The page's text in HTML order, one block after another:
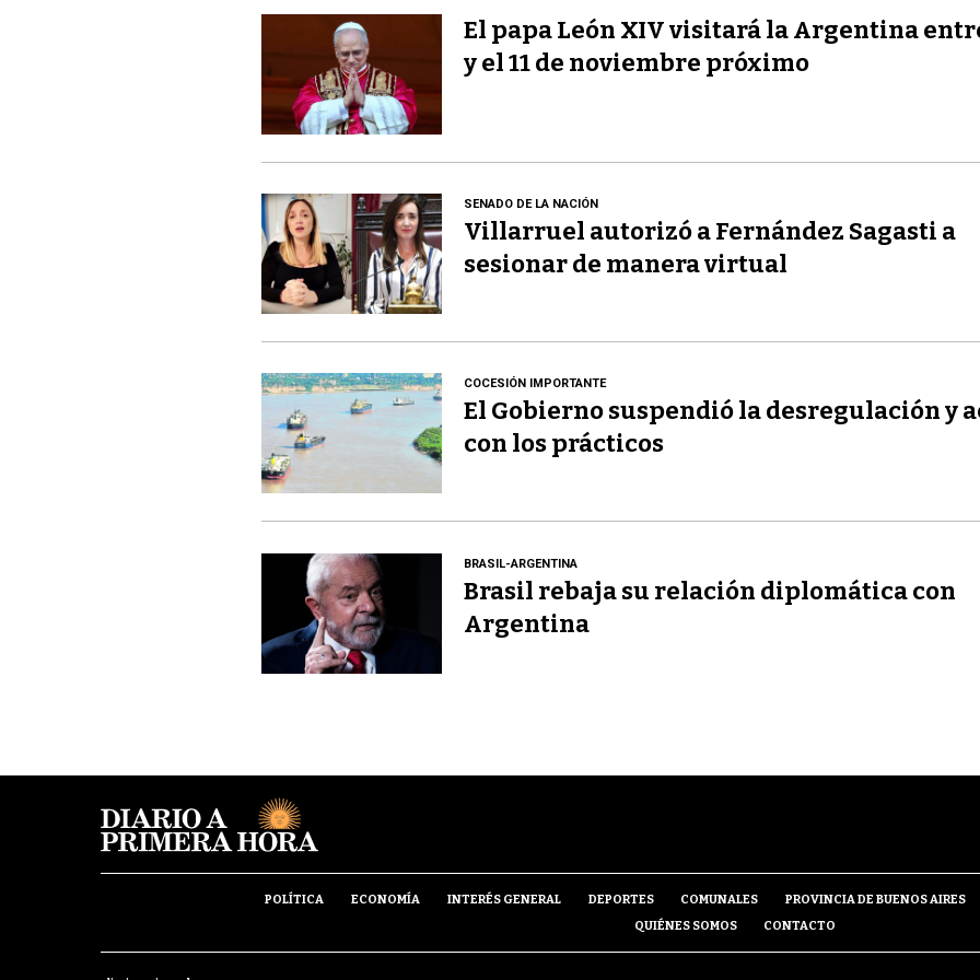
El papa León XIV visitará la Argentina
y el 11 de noviembre próximo
SENADO DE LA NACIÓN
Villarruel autorizó a Fernández Sagasti a
sesionar de manera virtual
COCESIÓN IMPORTANTE
El Gobierno suspendió la desregulación y
con los prácticos
BRASIL-ARGENTINA
Brasil rebaja su relación diplomática con
Argentina
POLÍTICA ECONOMÍA INTERÉS GENERAL DEPORTES COMUNALES PROVINCIA DE BUENOS AIRES
QUIÉNES SOMOS
CONTACTO